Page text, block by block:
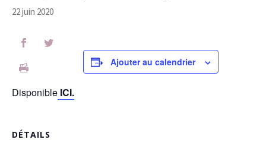
22 juin 2020
Disponible ICI.
Ajouter au calendrier
DÉTAILS